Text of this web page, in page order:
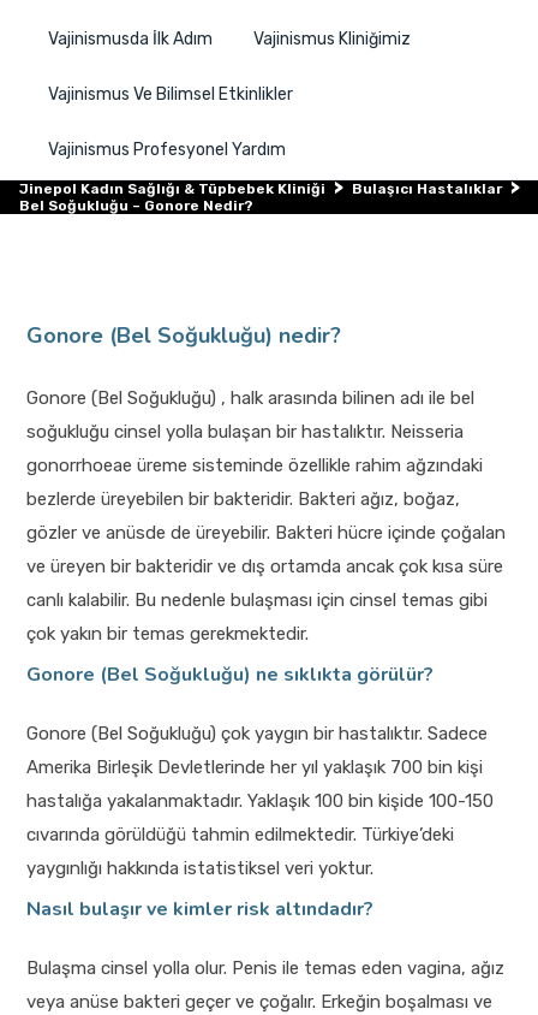
Vajinismusda İlk Adım Vajinismus Kliniğimiz
Vajinismus Ve Bilimsel Etkinlikler
Vajinismus Profesyonel Yardım
Jinepol Kadın Sağlığı & Tüpbebek Kliniği > Bulaşıcı Hastalıklar >
Bel Soğukluğu – Gonore Nedir?
Gonore (Bel Soğukluğu) nedir?
Gonore (Bel Soğukluğu) , halk arasında bilinen adı ile bel
soğukluğu cinsel yolla bulaşan bir hastalıktır. Neisseria
gonorrhoeae üreme sisteminde özellikle rahim ağzındaki
bezlerde üreyebilen bir bakteridir. Bakteri ağız, boğaz,
gözler ve anüsde de üreyebilir. Bakteri hücre içinde çoğalan
ve üreyen bir bakteridir ve dış ortamda ancak çok kısa süre
canlı kalabilir. Bu nedenle bulaşması için cinsel temas gibi
çok yakın bir temas gerekmektedir.
Gonore (Bel Soğukluğu) ne sıklıkta görülür?
Gonore (Bel Soğukluğu) çok yaygın bir hastalıktır. Sadece
Amerika Birleşik Devletlerinde her yıl yaklaşık 700 bin kişi
hastalığa yakalanmaktadır. Yaklaşık 100 bin kişide 100-150
cıvarında görüldüğü tahmin edilmektedir. Türkiye’deki
yaygınlığı hakkında istatistiksel veri yoktur.
Nasıl bulaşır ve kimler risk altındadır?
Bulaşma cinsel yolla olur. Penis ile temas eden vagina, ağız
veya anüse bakteri geçer ve çoğalır. Erkeğin boşalması ve